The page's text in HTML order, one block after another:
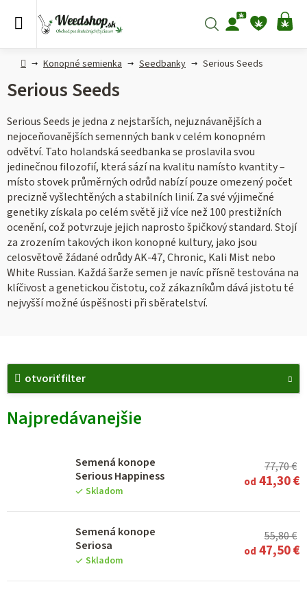
Hľadať
DomovKonopné semienka Seedbanky Serious Seeds
Serious Seeds
Serious Seeds je jedna z nejstarších, nejuznávanějších a
nejoceňovanějších semenných bank v celém konopném
odvětví. Tato holandská seedbanka se proslavila svou
jedinečnou filozofií, která sází na kvalitu namísto kvantity –
místo stovek průměrných odrůd nabízí pouze omezený počet
precizně vyšlechtěných a stabilních linií. Za své výjimečné
genetiky získala po celém světě již více než 100 prestižních
ocenění, což potvrzuje jejich naprosto špičkový standard. Stojí
za zrozením takových ikon konopné kultury, jako jsou
celosvětově žádané odrůdy AK-47, Chronic, Kali Mist nebo
White Russian. Každá šarže semen je navíc přísně testována na
klíčivost a genetickou čistotu, což zákazníkům dává jistotu té
nejvyšší možné úspěšnosti při sběratelství.
Najpredávanejšie
Semená konope
Serious Happiness
Skladom
77,70 €
od 41,30 €
Semená konope
Seriosa
Skladom
55,80 €
od 47,50 €
otvoriť filter
V
p
i
d